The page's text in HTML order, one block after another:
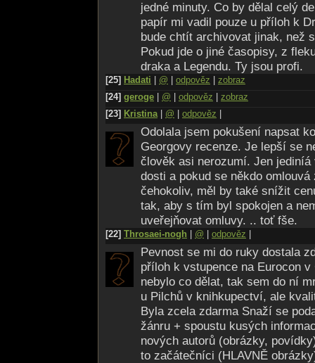
jedné minuty. Co by dělal celý
papír mi vadil pouze u příloh k
bude chtít archivovat jinak, než
Pokud jde o jiné časopisy, z
draka a Legendu. Ty jsou profi.
[25] Hadati @ odpověz
zobraz
[24] geroge @ odpověz
zobraz
[23] Kristina| @ odpověz
Odolala jsem pokušení napsat
Georgovy recenze. Je lepší se
člověk asi nerozumí. Jen jediníá
dosti a pokud se někdo omlouvá
čehokoliv, měl by také snížit
tak, aby s tím byl spokojen a
uveřejňovat omluvy. .. toť fše.
[22] Throsaei-nogh @ odpověz
Pevnost se mi do ruky dostala
příloh k vstupence na Eurocon
nebylo co dělat, tak sem do ní
u Pilchů v knihkupectví, ale
Byla zcela zdarma Snaží se
žánru + spoustu kusých
nových autorů (obrázky,
to začátečníci (HLAVNĚ